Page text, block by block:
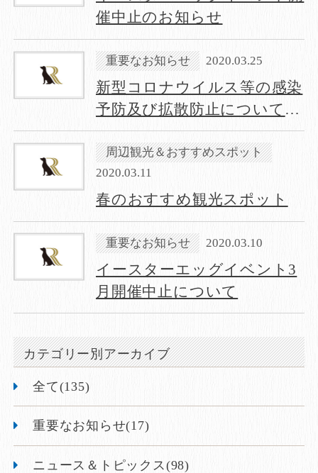
催中止のお知らせ
重要なお知らせ 2020.03.25
新型コロナウイルス等の感染
予防及び拡散防止について
(プレイズタッチ開催中止延
長のお知らせ）
周辺観光＆おすすめスポット
2020.03.11
春のおすすめ観光スポット
重要なお知らせ 2020.03.10
イースターエッグイベント3
月開催中止について
カテゴリー別アーカイブ
全て(135)
重要なお知らせ(17)
ニュース＆トピックス(98)